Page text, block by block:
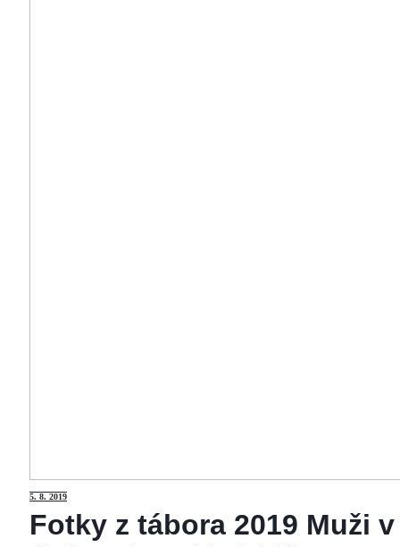
5. 8. 2019
Fotky z tábora 2019 Muži